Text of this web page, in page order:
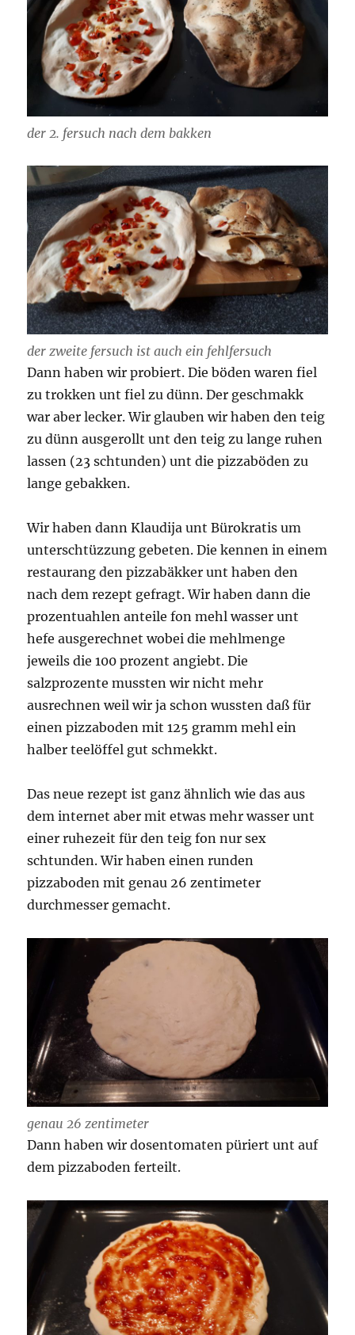
der 2. fersuch nach dem bakken
der zweite fersuch ist auch ein fehlfersuch
Dann haben wir probiert. Die böden waren fiel
zu trokken unt fiel zu dünn. Der geschmakk
war aber lecker. Wir glauben wir haben den teig
zu dünn ausgerollt unt den teig zu lange ruhen
lassen (23 schtunden) unt die pizzaböden zu
lange gebakken.
Wir haben dann Klaudija unt Bürokratis um
unterschtüzzung gebeten. Die kennen in einem
restaurang den pizzabäkker unt haben den
nach dem rezept gefragt. Wir haben dann die
prozentuahlen anteile fon mehl wasser unt
hefe ausgerechnet wobei die mehlmenge
jeweils die 100 prozent angiebt. Die
salzprozente mussten wir nicht mehr
ausrechnen weil wir ja schon wussten daß für
einen pizzaboden mit 125 gramm mehl ein
halber teelöffel gut schmekkt.
Das neue rezept ist ganz ähnlich wie das aus
dem internet aber mit etwas mehr wasser unt
einer ruhezeit für den teig fon nur sex
schtunden. Wir haben einen runden
pizzaboden mit genau 26 zentimeter
durchmesser gemacht.
genau 26 zentimeter
Dann haben wir dosentomaten püriert unt auf
dem pizzaboden ferteilt.